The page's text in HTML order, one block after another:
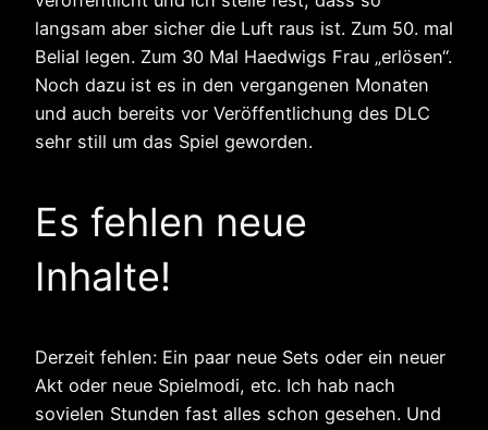
langsam aber sicher die Luft raus ist. Zum 50. mal
Belial legen. Zum 30 Mal Haedwigs Frau „erlösen“.
Noch dazu ist es in den vergangenen Monaten
und auch bereits vor Veröffentlichung des DLC
sehr still um das Spiel geworden.
Es fehlen neue
Inhalte!
Derzeit fehlen: Ein paar neue Sets oder ein neuer
Akt oder neue Spielmodi, etc. Ich hab nach
sovielen Stunden fast alles schon gesehen. Und